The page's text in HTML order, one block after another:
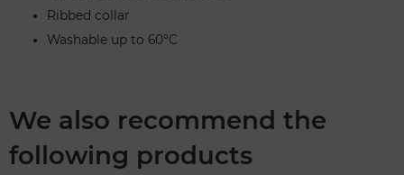
Ribbed collar
Washable up to 60°C
We also recommend the
following products